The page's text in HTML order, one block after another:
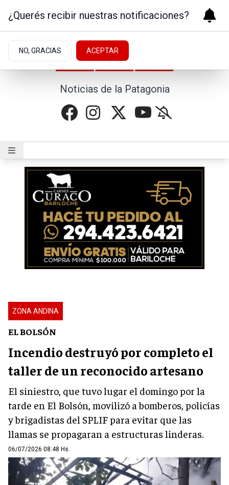
Noticias de la Patagonia
ZONA ANDINA
EL BOLSÓN
Incendio destruyó por completo el
taller de un reconocido artesano
El siniestro, que tuvo lugar el domingo por la
tarde en El Bolsón, movilizó a bomberos, policías
y brigadistas del SPLIF para evitar que las
llamas se propagaran a estructuras linderas.
06/07/2026 08:48 Hs.
¿Querés recibir nuestras notificaciones?
NO, GRACIAS ACEPTAR